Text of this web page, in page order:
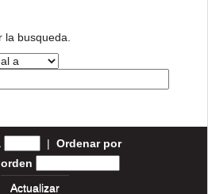
busqueda.
| Ordenar por